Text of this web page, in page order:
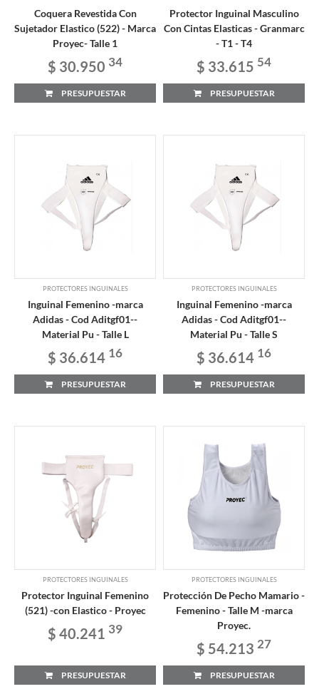
Coquera Revestida Con
Sujetador Elastico (522) - Marca
Proyec- Talle 1
$ 30.950 34
PRESUPUESTAR
Protector Inguinal Masculino
Con Cintas Elasticas - Granmarc
- T1 - T4
$ 33.615 54
PRESUPUESTAR
PROTECTORES INGUINALES
Inguinal Femenino -marca
Adidas - Cod Aditgf01--
Material Pu - Talle L
$ 36.614 16
PRESUPUESTAR
PROTECTORES INGUINALES
Inguinal Femenino -marca
Adidas - Cod Aditgf01--
Material Pu - Talle S
$ 36.614 16
PRESUPUESTAR
PROTECTORES INGUINALES
Protector Inguinal Femenino
(521) -con Elastico - Proyec
$ 40.241 39
PRESUPUESTAR
PROTECTORES INGUINALES
Protección De Pecho Mamario -
Femenino - Talle M -marca
Proyec.
$ 54.213 27
PRESUPUESTAR